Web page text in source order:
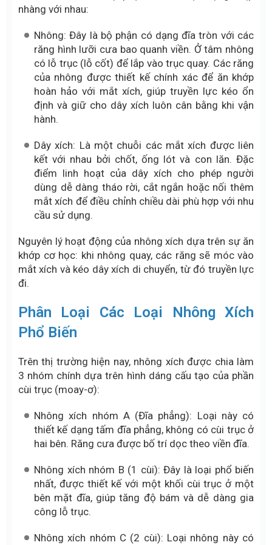
nhàng với nhau:
Nhông: Đây là bộ phận có dạng đĩa tròn với các
răng hình lưỡi cưa bao quanh viền. Ở tâm nhông
có lỗ trục (lỗ cốt) để lắp vào trục quay. Các răng
của nhông được thiết kế chính xác để ăn khớp
hoàn hảo với mắt xích, giúp truyền lực kéo ổn
định và giữ cho dây xích luôn cân bằng khi vận
hành.
Dây xích: Là một chuỗi các mắt xích được liên
kết với nhau bởi chốt, ống lót và con lăn. Đặc
điểm linh hoạt của dây xích cho phép người
dùng dễ dàng tháo rời, cắt ngắn hoặc nối thêm
mắt xích để điều chỉnh chiều dài phù hợp với nhu
cầu sử dụng.
Nguyên lý hoạt động của nhông xích dựa trên sự ăn
khớp cơ học: khi nhông quay, các răng sẽ móc vào
mắt xích và kéo dây xích di chuyển, từ đó truyền lực
đi.
Phân Loại Các Loại Nhông Xích
Phổ Biến
Trên thị trường hiện nay, nhông xích được chia làm
3 nhóm chính dựa trên hình dáng cấu tạo của phần
cùi trục (moay-ơ):
Nhông xích nhóm A (Đĩa phẳng): Loại này có
thiết kế dạng tấm đĩa phẳng, không có cùi trục ở
hai bên. Răng cưa được bố trí dọc theo viền đĩa.
Nhông xích nhóm B (1 cùi): Đây là loại phổ biến
nhất, được thiết kế với một khối cùi trục ở một
bên mặt đĩa, giúp tăng độ bám và dễ dàng gia
công lỗ trục.
Nhông xích nhóm C (2 cùi): Loại nhông này có